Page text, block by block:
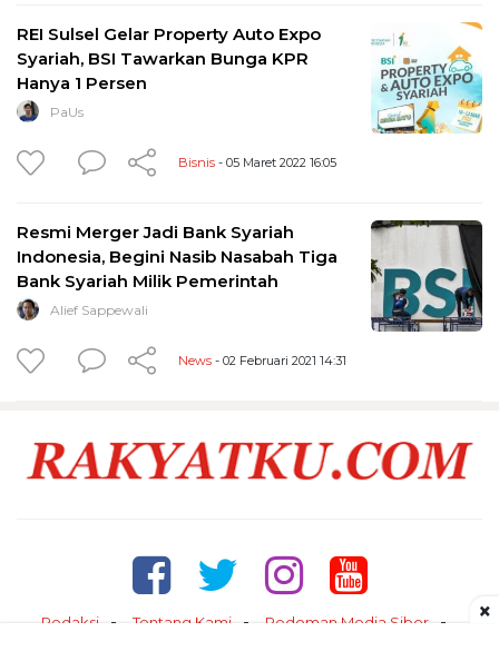
REI Sulsel Gelar Property Auto Expo
Syariah, BSI Tawarkan Bunga KPR
Hanya 1 Persen
PaUs
Bisnis - 05 Maret 2022 16:05
Resmi Merger Jadi Bank Syariah
Indonesia, Begini Nasib Nasabah Tiga
Bank Syariah Milik Pemerintah
Alief Sappewali
News - 02 Februari 2021 14:31
Redaksi Tentang Kami
Pedoman Media Siber
×